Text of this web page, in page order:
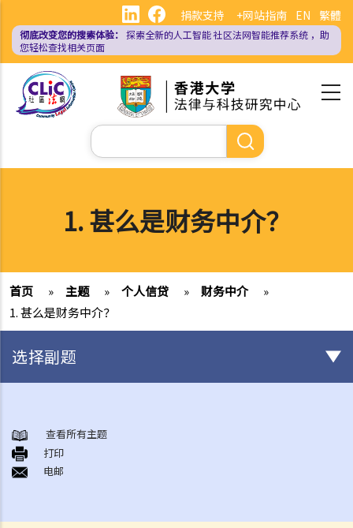
主
EN 繁體
捐款支持 +网站指南
彻底改变您的搜索体验： 探索全新的人工智能社区法网智能推荐系统 ，助
您轻松查找相关页面
搜
索
1. 甚么是财务中介？
首页 » 主题 » 个人信贷 » 财务中介
»
1. 甚么是财务中介？
选择副题
1. 谁需要获得放债人牌照？
2. 谁受到《放债人条例》（第163章）的保障？
3. 放债人的领牌事宜
5. 其他要求
查看所有主题
打印
电邮